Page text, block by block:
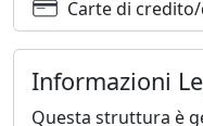
Carte di
Informazioni
Questa struttura è